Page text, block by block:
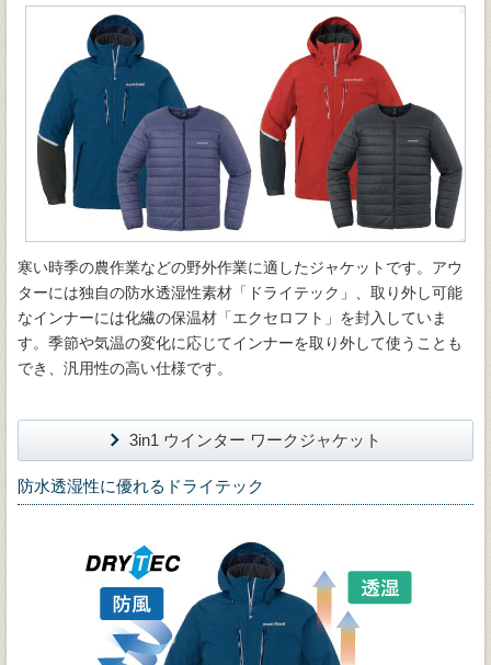
寒い時季の農作業などの野外作業に適したジャケットです。アウ
ターには独自の防水透湿性素材「ドライテック」、取り外し可能
なインナーには化繊の保温材「エクセロフト」を封入していま
す。季節や気温の変化に応じてインナーを取り外して使うことも
でき、汎用性の高い仕様です。
3in1 ウインター ワークジャケット
防水透湿性に優れるドライテック